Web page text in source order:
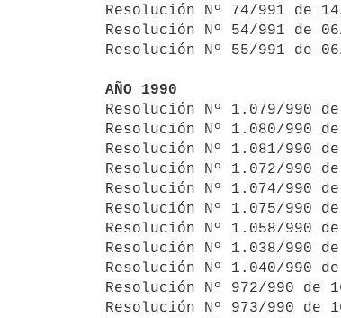
Resolución Nº 74/991 de
Resolución Nº 54/991 de
Resolución Nº 55/991 de
AÑO 1990
Resolución Nº 1.079/990
Resolución Nº 1.080/990
Resolución Nº 1.081/990
Resolución Nº 1.072/990
Resolución Nº 1.074/990
Resolución Nº 1.075/990
Resolución Nº 1.058/990
Resolución Nº 1.038/990
Resolución Nº 1.040/990
Resolución Nº 972/990 de
Resolución Nº 973/990 de